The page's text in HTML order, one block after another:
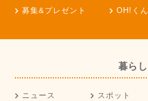
募集&プレゼント
OH!くん
暮らし
ニュース スポット